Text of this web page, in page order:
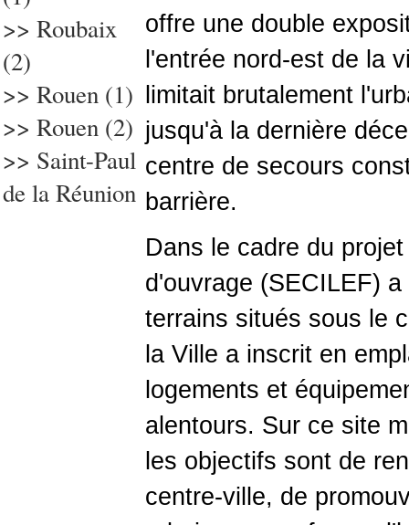
>> Roubaix
(2)
>> Rouen (1)
>> Rouen (2)
>> Saint-Paul
de la Réunion
offre une double
l'entrée nord-est de la
limitait brutalement
jusqu'à la dernière
centre de secours
barrière.
Dans le cadre du
d'ouvrage (SECILEF)
terrains situés sous le
la Ville a inscrit en
logements et
alentours. Sur ce site
les objectifs sont de
centre-ville, de